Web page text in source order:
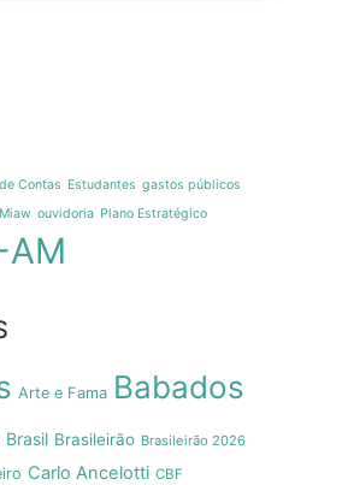
Contas Estudantes gastos públicos
ouvidoria Plano Estratégico
AM
Arte e Fama Babados
Brasil Brasileirão Brasileirão 2026
Carlo Ancelotti CBF